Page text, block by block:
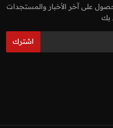
على آخر الأخبار والمستجدات
بك
اشترك